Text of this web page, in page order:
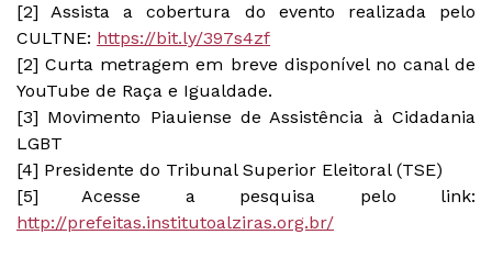
[2] Assista a cobertura do evento realizada pelo
CULTNE: https://bit.ly/397s4zf
[2] Curta metragem em breve disponível no canal de
YouTube de Raça e Igualdade.
[3] Movimento Piauiense de Assistência à Cidadania
LGBT
[4] Presidente do Tribunal Superior Eleitoral (TSE)
[5] Acesse a pesquisa pelo link:
http://prefeitas.institutoalziras.org.br/